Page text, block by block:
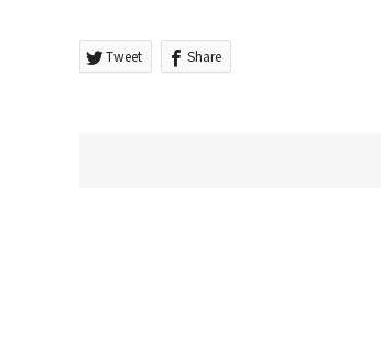
Tweet Share